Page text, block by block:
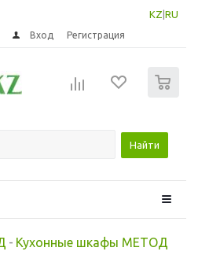
KZ RU
Вход Регистрация
Найти
- Кухонные шкафы МЕТОД